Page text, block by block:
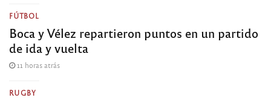
FÚTBOL
Boca y Vélez repartieron puntos en un partido
de ida y vuelta
11 horas atrás
RUGBY